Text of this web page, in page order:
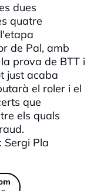
dues
quatre
de Pal, amb
prova de BTT i
just acaba
el roler i el
que
els quals
Pla